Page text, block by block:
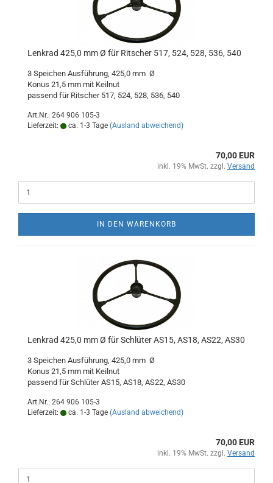
Lenkrad 425,0 mm Ø für Ritscher 517, 524, 528, 536, 540
3 Speichen Ausführung, 425,0 mm Ø
Konus 21,5 mm mit Keilnut
passend für Ritscher 517, 524, 528, 536, 540
Art.Nr.: 264 906 105-3
Lieferzeit:
ca. 1-3 Tage (Ausland abweichend)
70,00 EUR
inkl. 19% MwSt. zzgl. Versand
IN DEN WARENKORB
Lenkrad 425,0 mm Ø für Schlüter AS15, AS18, AS22, AS30
3 Speichen Ausführung, 425,0 mm Ø
Konus 21,5 mm mit Keilnut
passend für Schlüter AS15, AS18, AS22, AS30
Art.Nr.: 264 906 105-3
Lieferzeit:
ca. 1-3 Tage (Ausland abweichend)
70,00 EUR
inkl. 19% MwSt. zzgl. Versand